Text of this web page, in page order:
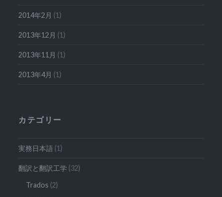
2014年2月 (1)
2013年12月 (1)
2013年11月 (1)
2013年4月 (1)
カテゴリー
実務日本語 (1)
翻訳と翻訳工学 (32)
Trados (2)